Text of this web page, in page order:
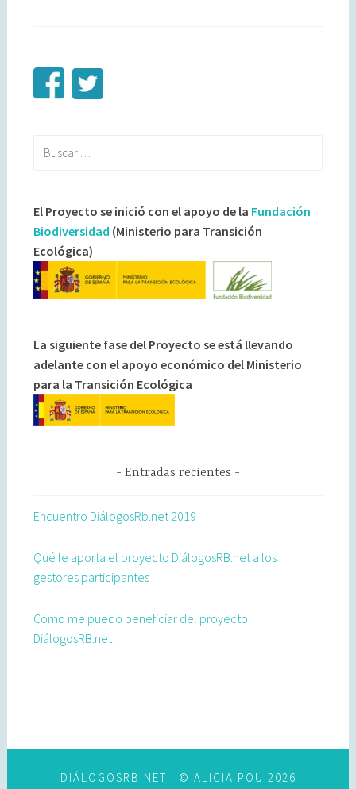
El Proyecto se inició con el apoyo de la Fundación
Biodiversidad (Ministerio para Transición
Ecológica)
La siguiente fase del Proyecto se está llevando
adelante con el apoyo económico del Ministerio
para la Transición Ecológica
Entradas recientes
Encuentro DiálogosRb.net 2019
Qué le aporta el proyecto DiálogosRB.net a los
gestores participantes
Cómo me puedo beneficiar del proyecto
DiálogosRB.net
DIÁLOGOSRB.NET | © ALICIA POU 2026